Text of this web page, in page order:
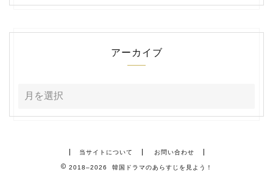
アーカイブ
当サイトについて お問い合わせ
2018–2026 韓国ドラマのあらすじを見よう！